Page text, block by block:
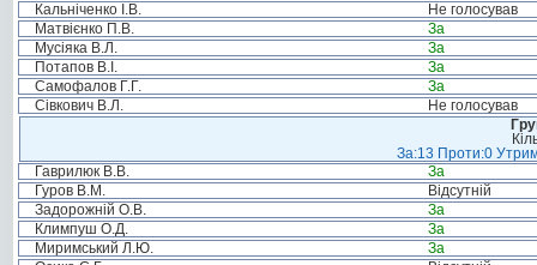
Кальніченко І.В.
Не голосував
Матвієнко П.В.
За
Мусіяка В.Л.
За
Потапов В.І.
За
Самофалов Г.Г.
За
Сівкович В.Л.
Не голосував
За:13 Проти:0
Гаврилюк В.В.
За
Гуров В.М.
Відсутній
Задорожній О.В.
За
Климпуш О.Д.
За
Миримський Л.Ю.
За